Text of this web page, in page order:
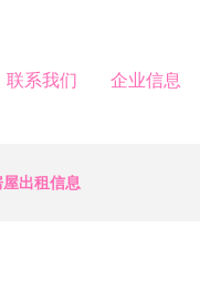
联系我们 企业信息
出租信息